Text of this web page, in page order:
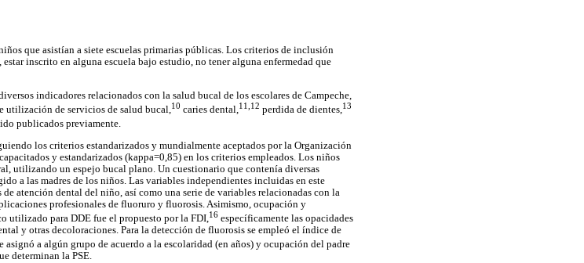
que asistían a siete escuelas primarias públicas. Los criterios de inclusión
inscrito en alguna escuela bajo estudio, no tener alguna enfermedad que
indicadores relacionados con la salud bucal de los escolares de Campeche,
utilización de servicios de salud bucal,10 caries dental,11,12 perdida de dientes,13
publicados previamente.
los criterios estandarizados y mundialmente aceptados por la Organización
y estandarizados (kappa=0,85) en los criterios empleados. Los niños
utilizando un espejo bucal plano. Un cuestionario que contenía diversas
a las madres de los niños. Las variables independientes incluidas en este
atención dental del niño, así como una serie de variables relacionadas con la
profesionales de fluoruro y fluorosis. Asimismo, ocupación y
utilizado para DDE fue el propuesto por la FDI,16 específicamente las opacidades
y otras decoloraciones. Para la detección de fluorosis se empleó el índice de
asignó a algún grupo de acuerdo a la escolaridad (en años) y ocupación del padre
determinan la PSE.